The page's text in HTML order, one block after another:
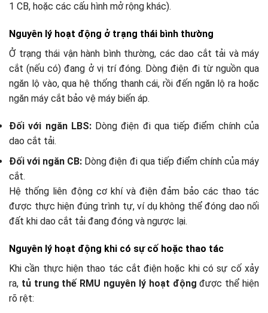
1 CB, hoặc các cấu hình mở rộng khác).
Nguyên lý hoạt động ở trạng thái bình thường
Ở trạng thái vận hành bình thường, các dao cắt tải và máy
cắt (nếu có) đang ở vị trí đóng. Dòng điện đi từ nguồn qua
ngăn lộ vào, qua hệ thống thanh cái, rồi đến ngăn lộ ra hoặc
ngăn máy cắt bảo vệ máy biến áp.
Đối với ngăn LBS:Dòng điện đi qua tiếp điểm chính của
dao cắt tải.
Đối với ngăn CB: Dòng điện đi qua tiếp điểm chính của máy
cắt.
Hệ thống liên động cơ khí và điện đảm bảo các thao tác
được thực hiện đúng trình tự, ví dụ không thể đóng dao nối
đất khi dao cắt tải đang đóng và ngược lại.
Nguyên lý hoạt động khi có sự cố hoặc thao tác
Khi cần thực hiện thao tác cắt điện hoặc khi có sự cố xảy
ra, tủ trung thế RMU nguyên lý hoạt động được thể hiện
rõ rệt: